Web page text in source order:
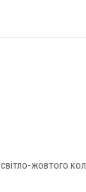
жовтого